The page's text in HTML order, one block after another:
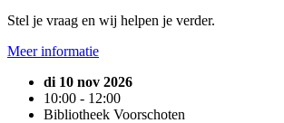
Stel je vraag en wij helpen je verder.
Meer informatie
di 10 nov 2026
10:00 - 12:00
Bibliotheek Voorschoten